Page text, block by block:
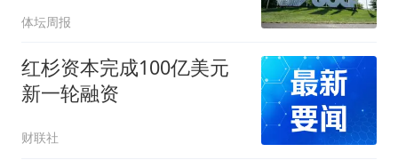
体坛周报
红杉资本完成100亿美元
新一轮融资
财联社